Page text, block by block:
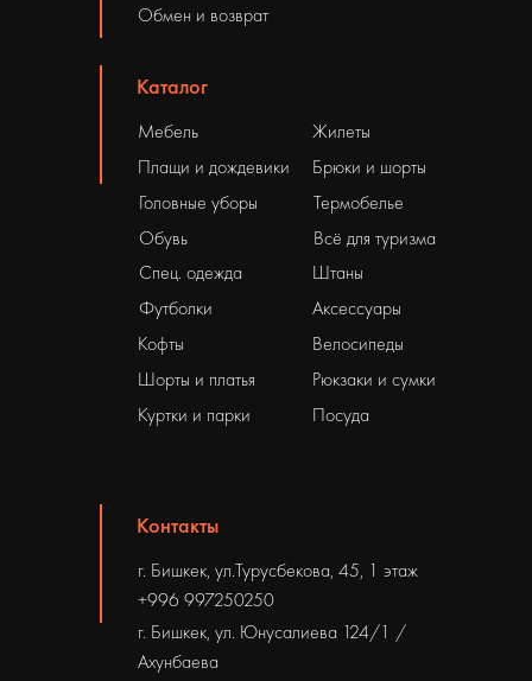
Обмен и возврат
Контакты
г. Бишкек, ул.Турусбекова, 45, 1 этаж
г. Бишкек, ул. Юнусалиева 124/1 /
Ахунбаева
+996 997250250
Жилеты
Каталог
Плащи и дождевики
Головные уборы
Обувь
Штаны
Рюкзаки и сумки
Мебель
Брюки и шорты
Термобелье
Всё для туризма
Велосипеды
Аксессуары
Спец. одежда
Футболки
Куртки и парки
Кофты
Шорты и платья
Посуда